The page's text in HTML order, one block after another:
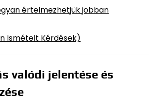
értelmezhetjük jobban
Ismételt Kérdések)
valódi jelentése és